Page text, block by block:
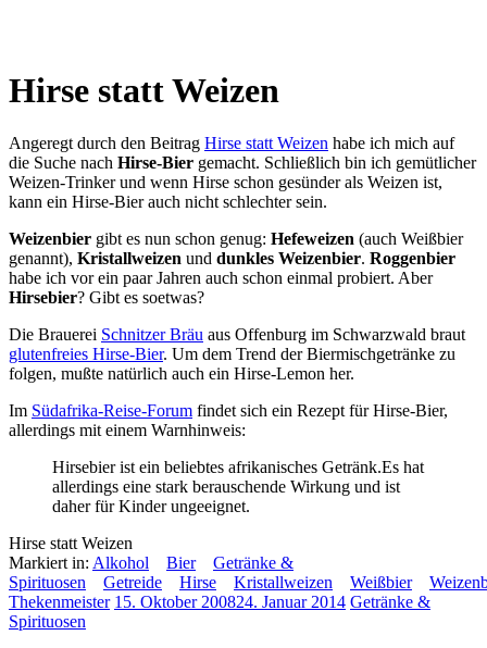
Hirse statt Weizen
Angeregt durch den Beitrag Hirse statt Weizen habe ich mich auf
die Suche nach Hirse-Bier gemacht. Schließlich bin ich gemütlicher
Weizen-Trinker und wenn Hirse schon gesünder als Weizen ist,
kann ein Hirse-Bier auch nicht schlechter sein.
Weizenbier gibt es nun schon genug: Hefeweizen (auch Weißbier
genannt), Kristallweizen und dunkles Weizenbier. Roggenbier
habe ich vor ein paar Jahren auch schon einmal probiert. Aber
Hirsebier? Gibt es soetwas?
Die Brauerei Schnitzer Bräu aus Offenburg im Schwarzwald braut
glutenfreies Hirse-Bier. Um dem Trend der Biermischgetränke zu
folgen, mußte natürlich auch ein Hirse-Lemon her.
Im Südafrika-Reise-Forum findet sich ein Rezept für Hirse-Bier,
allerdings mit einem Warnhinweis:
Hirsebier ist ein beliebtes afrikanisches Getränk.Es hat
allerdings eine stark berauschende Wirkung und ist
daher für Kinder ungeeignet.
Hirse statt Weizen
Markiert in: Alkohol Bier
Getränke &
Spirituosen
Getreide Hirse Kristallweizen Weißbier
Thekenmeister 15. Oktober 200824. Januar 2014 Getränke &
Spirituosen